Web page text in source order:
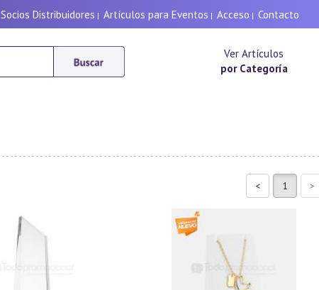
Socios Distribuidores | Artículos para Eventos | Acceso | Contacto
Ver Artículos
por Categoría